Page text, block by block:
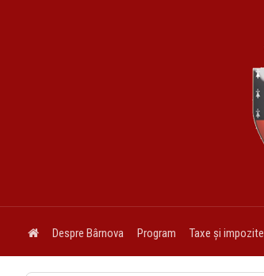
Despre Bârnova Program Taxe și impozite